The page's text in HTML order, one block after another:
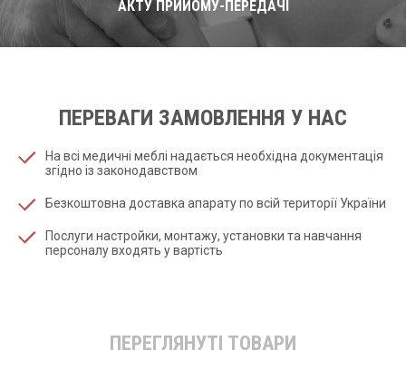
АКТУ ПРИЙОМУ-ПЕРЕДАЧІ
ПЕРЕВАГИ ЗАМОВЛЕННЯ У НАС
На всі медичні меблі надається необхідна документація
згідно із законодавством
Безкоштовна доставка апарату по всій території України
Послуги настройки, монтажу, установки та навчання
персоналу входять у вартість
ПЕРЕГЛЯНУТІ ТОВАРИ